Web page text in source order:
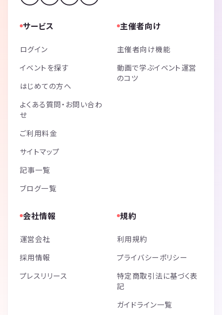
サービス
ログイン
イベントを探す
はじめての方へ
よくある質問・お問い合わ
せ
ご利用料金
サイトマップ
記事一覧
ブログ一覧
主催者向け
主催者向け機能
動画で学ぶイベント運営
のコツ
会社情報
運営会社
採用情報
プレスリリース
規約
利用規約
プライバシーポリシー
特定商取引法に基づく表
記
ガイドライン一覧